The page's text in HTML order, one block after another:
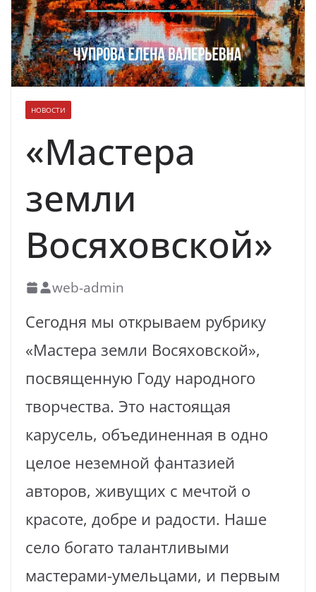
духовно-нравственных ценностей
НОВОСТИ
«Мастера
земли
Восяховской»
web-admin
Сегодня мы открываем рубрику
«Мастера земли Восяховской»,
посвященную Году народного
творчества. Это настоящая
карусель, объединенная в одно
целое неземной фантазией
авторов, живущих с мечтой о
красоте, добре и радости. Наше
село богато талантливыми
мастерами-умельцами, и первым